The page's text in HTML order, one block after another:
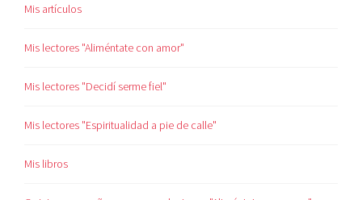
Mis artículos
Mis lectores "Aliméntate con amor"
Mis lectores "Decidí serme fiel"
Mis lectores "Espiritualidad a pie de calle"
Mis libros